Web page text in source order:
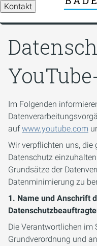
Kontakt
Im Folgenden
aufwww.youtube.com
Wir verpflichten uns,
Datenschutz
Grundsätze der
Datenminimierung zu
1. Name und Anschrift
Die Verantwortlichen im
Grundverordnung und